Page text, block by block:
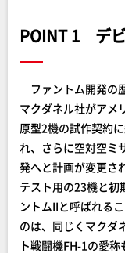
POINT 1 デ
ファントム開発の
マクダネル社がアメ
原型2機の試作契約
れ、さらに空対空ミ
発へと計画が変更さ
テスト用の23機と初
ントムIIと呼ばれる
のは、同じくマクダ
ト戦闘機FH-1の愛称